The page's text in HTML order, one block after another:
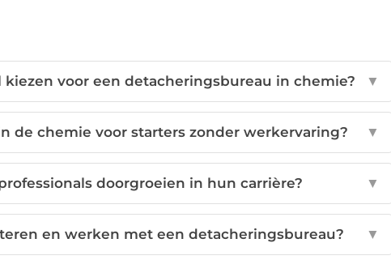
voor een detacheringsbureau in chemie? ▼
de chemie voor starters zonder werkervaring? ▼
doorgroeien in hun carrière? ▼
en werken met een detacheringsbureau? ▼